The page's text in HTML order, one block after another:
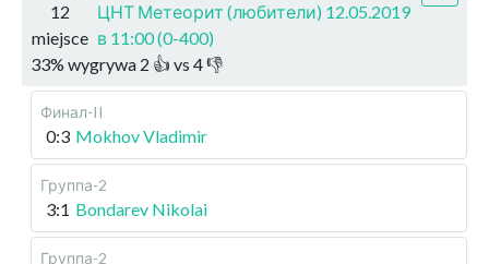
12
miejsce
ЦНТ Метеорит (любители) 12.05.2019
в 11:00 (0-400)
33% wygrywa 2 👍 vs 4👎
Финал-II
0:3 Mokhov Vladimir
Группа-2
3:1 Bondarev Nikolai
Группа-2